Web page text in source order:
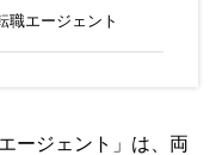
職エージェント
ージェント」は、両